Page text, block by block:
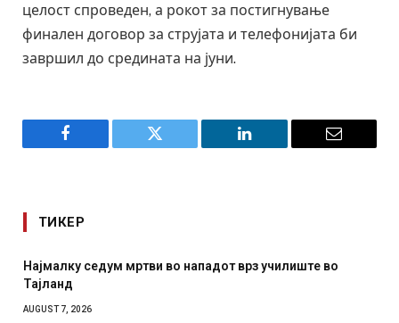
целост спроведен, а рокот за постигнување
финален договор за струјата и телефонијата би
завршил до средината на јуни.
Facebook Twitter LinkedIn Email
ТИКЕР
Најмалку седум мртви во нападот врз училиште во
Тајланд
AUGUST 7, 2026